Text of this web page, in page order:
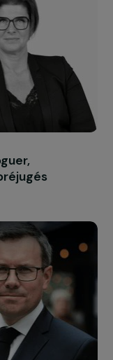
femmes : plus
et échanger.
!
www.fondation-
2018/11/
La Pluie »